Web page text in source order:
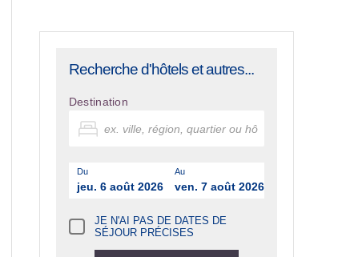
Recherche d'hôtels et autres...
Destination
Du
jeu. 6 août 2026
Au
ven. 7 août 2026
JE N'AI PAS DE DATES DE
SÉJOUR PRÉCISES